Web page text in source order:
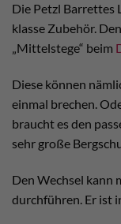
Die Petzl Barrettes
klasse Zubehör.
„Mittelstege“ beim
Diese können
einmal brechen.
braucht es den
sehr große
Den Wechsel kann
durchführen. Er ist